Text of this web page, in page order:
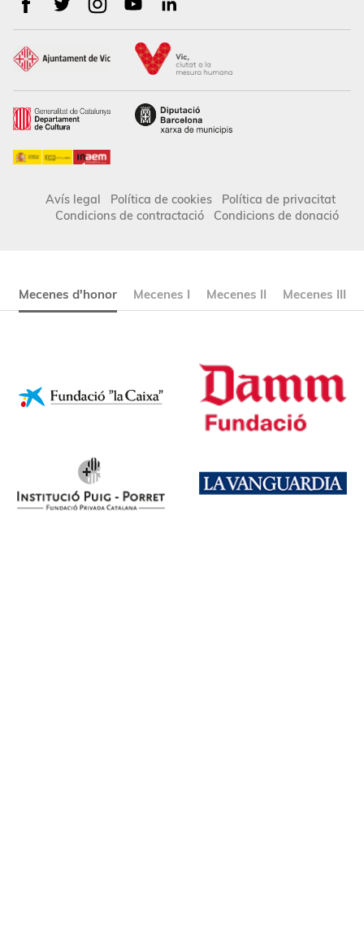
Avís legal Política de cookies
Política de privacitat
Condicions de contractació
Condicions de donació
Mecenes d'honor Mecenes I Mecenes II Mecenes III